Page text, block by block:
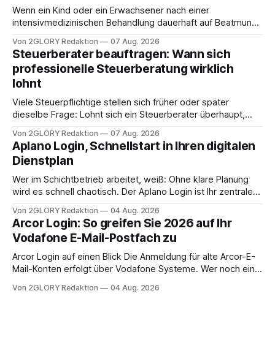
Wenn ein Kind oder ein Erwachsener nach einer
intensivmedizinischen Behandlung dauerhaft auf Beatmung
angewiesen ist, stellt sich für Familien eine schwierige
Frage: Muss die Versorgung dauerhaft in der Klinik bleiben –
oder ist ein Leben zu Hause möglich? Die außerklinische
Intensivpflege bietet genau diese Alternative: Sie
Von 2GLORY Redaktion 07 Aug. 2026
Steuerberater beauftragen: Wann sich
professionelle Steuerberatung wirklich
lohnt
Viele Steuerpflichtige stellen sich früher oder später
dieselbe Frage: Lohnt sich ein Steuerberater überhaupt,
erledigen? Die kurze Antwort: Bei einfachen
Einkommensverhältnissen reicht häufig eine Steuersoftware
aus – sobald jedoch mehrere Einkunftsarten
zusammentreffen oder größere finanzielle Veränderungen
anstehen, zahlt sich professionelle Unterstützung meist
Von 2GLORY Redaktion 07 Aug. 2026
Aplano Login, Schnellstart in Ihren digitalen
Dienstplan
Wer im Schichtbetrieb arbeitet, weiß: Ohne klare Planung
wird es schnell chaotisch. Der Aplano Login ist Ihr zentraler
abwesenheiten und die gesamte kommunikation rund um
Ihr personal digital zu organisieren. In diesem Leitfaden
erfahren Sie alles, was Sie für einen reibungslosen Einstieg
brauchen, von der Registrierung
Von 2GLORY Redaktion 04 Aug. 2026
Arcor Login: So greifen Sie 2026 auf Ihr
Vodafone E-Mail-Postfach zu
Arcor Login auf einen Blick Die Anmeldung für alte Arcor-E-
Mail-Konten erfolgt über Vodafone Systeme. Wer noch eine
besitzt, loggt sich heute über das Vodafone E-Mail & Cloud
Von 2GLORY Redaktion 04 Aug. 2026